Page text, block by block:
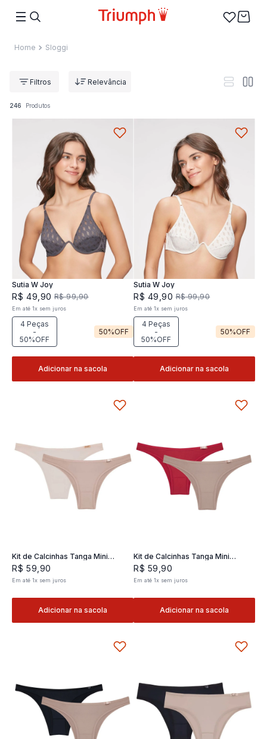
Sloggi
Relevância
246 Produtos
Sutia W Joy
R$ 49 90 R$ 99,90
Em até1x sem juros
4 Peças
-
50%OFF
50%OFF
Adicionar na sacola
Sutia W Joy
R$ 49 ,90 R$ 99,90
Em até 1x sem juros
4 Peças
-
50%OFF
50%OFF
Adicionar na sacola
Kit de Calcinhas Tanga Mini
Classic 02- 2 und
R$ 59 90
Em até1x sem juros
Adicionar na sacola
Kit de Calcinhas Tanga Mini
Classic 02- 2 und
R$ 59 ,90
Em até 1x sem juros
Adicionar na sacola